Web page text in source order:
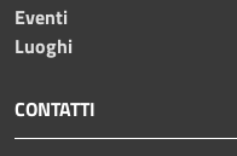
Eventi
Luoghi
CONTATTI